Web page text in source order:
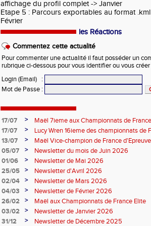
affichage du profil complet -> Janvier
Etape 5 : Parcours exportables au format
Février
les Réactions
Commentez cette actualité
Pour commenter une actualité il faut posséder un
rubrique ci-dessous pour vous identifier ou vous
Login (Email)
:
Mot de Passe :
17/07 >
Maël 7ieme aux Championnats de
17/07
>
Lucy Wren 16ieme des championnats de
perche
13/07 >
Maël Vice-champion de France
05/07
>
Newsletter du mois de Juin 2026
01/06
>
Newsletter de Mai 2026
25/05
>
Newsletter d'Avril 2026
02/04
>
Newsletter de Mars 2026
04/03
>
Newsletter de Février 2026
26/02
>
Maël aux Championnats de France Elite
03/02
>
Newsletter de Janvier 2026
31/12
>
Newsletter de Décembre 2025